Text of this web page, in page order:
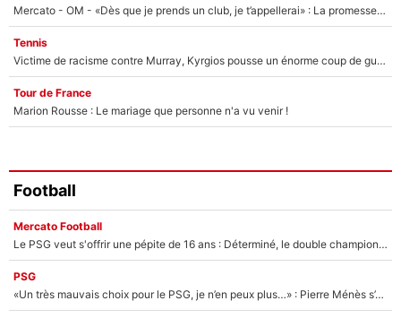
Mercato - OM - «Dès que je prends un club, je t’appellerai» : La promesse de Marcelino au moment de claquer la porte
Tennis
Victime de racisme contre Murray, Kyrgios pousse un énorme coup de gueule !
Tour de France
Marion Rousse : Le mariage que personne n'a vu venir !
Football
Mercato Football
Le PSG veut s'offrir une pépite de 16 ans : Déterminé, le double champion d'Europe en titre est prêt à lâcher 40M€ pour celui que l'on compare déjà à Vinicius Jr !
PSG
«Un très mauvais choix pour le PSG, je n’en peux plus…» : Pierre Ménès s’est complètement trompé avec Luis Enrique et ces déclarations le prouvent !